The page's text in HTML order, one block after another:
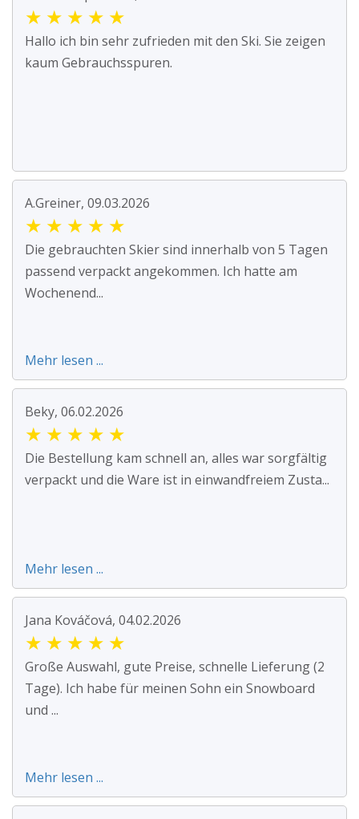
★ ★ ★ ★ ★
Hallo ich bin sehr zufrieden mit den Ski. Sie zeigen
kaum Gebrauchsspuren.
A.Greiner, 09.03.2026
★ ★ ★ ★ ★
Die gebrauchten Skier sind innerhalb von 5 Tagen
passend verpackt angekommen. Ich hatte am
Wochenend...
Mehr lesen ...
Beky, 06.02.2026
★ ★ ★ ★ ★
Die Bestellung kam schnell an, alles war sorgfältig
verpackt und die Ware ist in einwandfreiem Zusta...
Mehr lesen ...
Jana Kováčová, 04.02.2026
★ ★ ★ ★ ★
Große Auswahl, gute Preise, schnelle Lieferung (2
Tage). Ich habe für meinen Sohn ein Snowboard
und ...
Mehr lesen ...